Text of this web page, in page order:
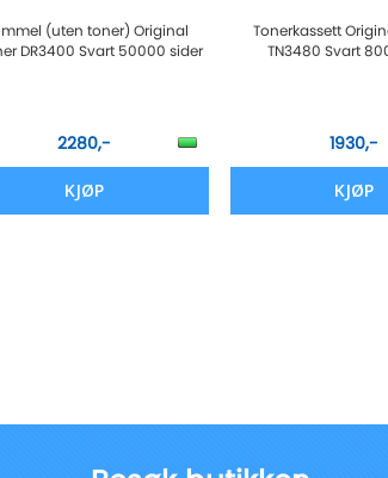
(uten toner) Original
DR3400 Svart 50000 sider
2280,-
KJØP
Tonerkassett
TN3480 Svart
1930,-
KJØP